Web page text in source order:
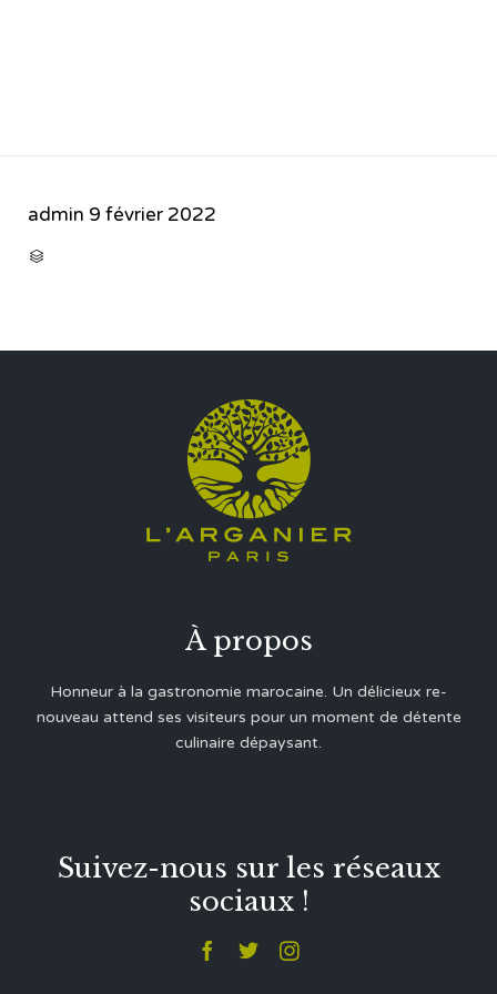
admin 9 février 2022

À propos
Honneur à la gastronomie marocaine. Un délicieux re-
nouveau attend ses visiteurs pour un moment de détente
culinaire dépaysant.
Suivez-nous sur les réseaux
sociaux !
  